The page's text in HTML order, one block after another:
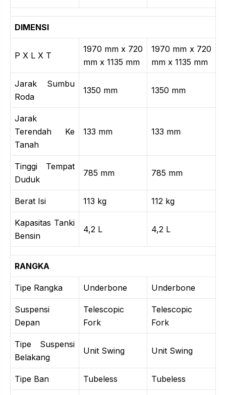
DIMENSI
P X L X T
1970 mm x 720
mm x 1135 mm
1970 mm x 720
mm x 1135 mm
Jarak Sumbu
Roda
1350 mm 1350 mm
Jarak
Terendah Ke
Tanah
133 mm 133 mm
Tinggi Tempat
Duduk
785 mm 785 mm
Berat Isi 113 kg 112 kg
Kapasitas Tanki
Bensin
4,2 L 4,2 L
RANGKA
Tipe Rangka Underbone Underbone
Suspensi
Depan
Telescopic
Fork
Telescopic
Fork
Tipe Suspensi
Belakang
Unit Swing Unit Swing
Tipe Ban Tubeless Tubeless